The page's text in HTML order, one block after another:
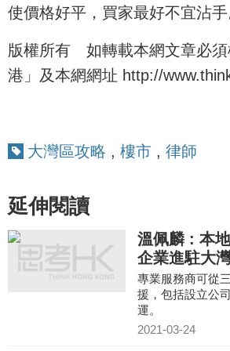
使價格好平，買家最好不宜沾手
版權所有 如轉載本網文章必須
港」及本網網址 http://
大灣區攻略 , 樓市 , 律師
延伸閱讀
溫佩麟 : 本
企業進駐大
專業服務商可從
援，包括設立公
運。
2021-03-24